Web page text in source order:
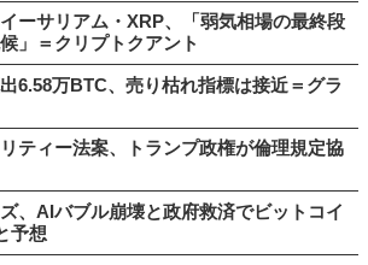
ーサリアム・XRP、「弱気相場の最終段
」＝クリプトクアント
6.58万BTC、売り枯れ指標は接近＝グラ
ティー法案、トランプ政権が倫理規定協
、AIバブル崩壊と政府救済でビットコイ
予想